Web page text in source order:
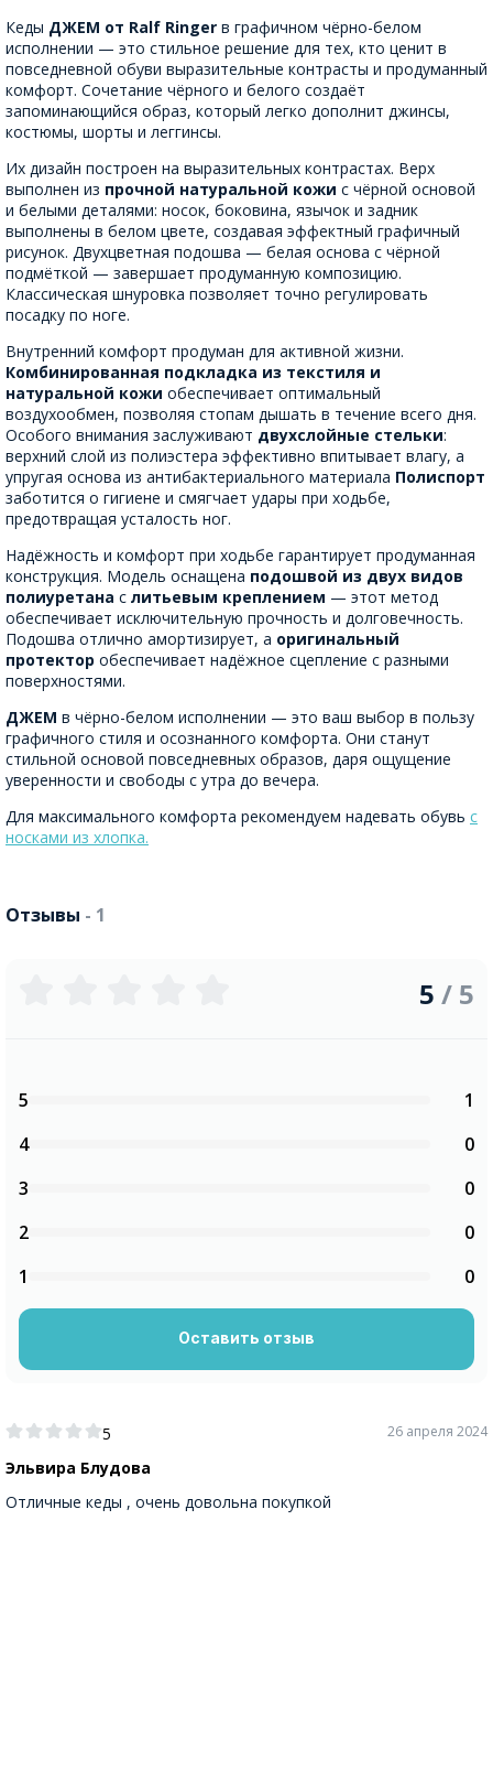
Кеды ДЖЕМ от Ralf Ringer в графичном чёрно-белом
исполнении — это стильное решение для тех, кто ценит в
повседневной обуви выразительные контрасты и продуманный
комфорт. Сочетание чёрного и белого создаёт
запоминающийся образ, который легко дополнит джинсы,
костюмы, шорты и леггинсы.
Их дизайн построен на выразительных контрастах. Верх
выполнен из прочной натуральной кожи с чёрной основой
и белыми деталями: носок, боковина, язычок и задник
выполнены в белом цвете, создавая эффектный графичный
рисунок. Двухцветная подошва — белая основа с чёрной
подмёткой — завершает продуманную композицию.
Классическая шнуровка позволяет точно регулировать
посадку по ноге.
Внутренний комфорт продуман для активной жизни.
Комбинированная подкладка из текстиля и
натуральной кожи обеспечивает оптимальный
воздухообмен, позволяя стопам дышать в течение всего дня.
Особого внимания заслуживают двухслойные стельки:
верхний слой из полиэстера эффективно впитывает влагу, а
упругая основа из антибактериального материала Полиспорт
заботится о гигиене и смягчает удары при ходьбе,
предотвращая усталость ног.
Надёжность и комфорт при ходьбе гарантирует продуманная
конструкция. Модель оснащена подошвой из двух видов
полиуретана с литьевым креплением — этот метод
обеспечивает исключительную прочность и долговечность.
Подошва отлично амортизирует, а оригинальный
протектор обеспечивает надёжное сцепление с разными
поверхностями.
ДЖЕМ в чёрно-белом исполнении — это ваш выбор в пользу
графичного стиля и осознанного комфорта. Они станут
стильной основой повседневных образов, даря ощущение
уверенности и свободы с утра до вечера.
Для максимального комфорта рекомендуем надевать обувь с
носками из хлопка.
Отзывы - 1
5
Эльвира Блудова
26 апреля 2024
Отличные кеды , очень довольна покупкой
5 / 5
5
1
4
0
3
0
2
0
1
0
Оставить отзыв